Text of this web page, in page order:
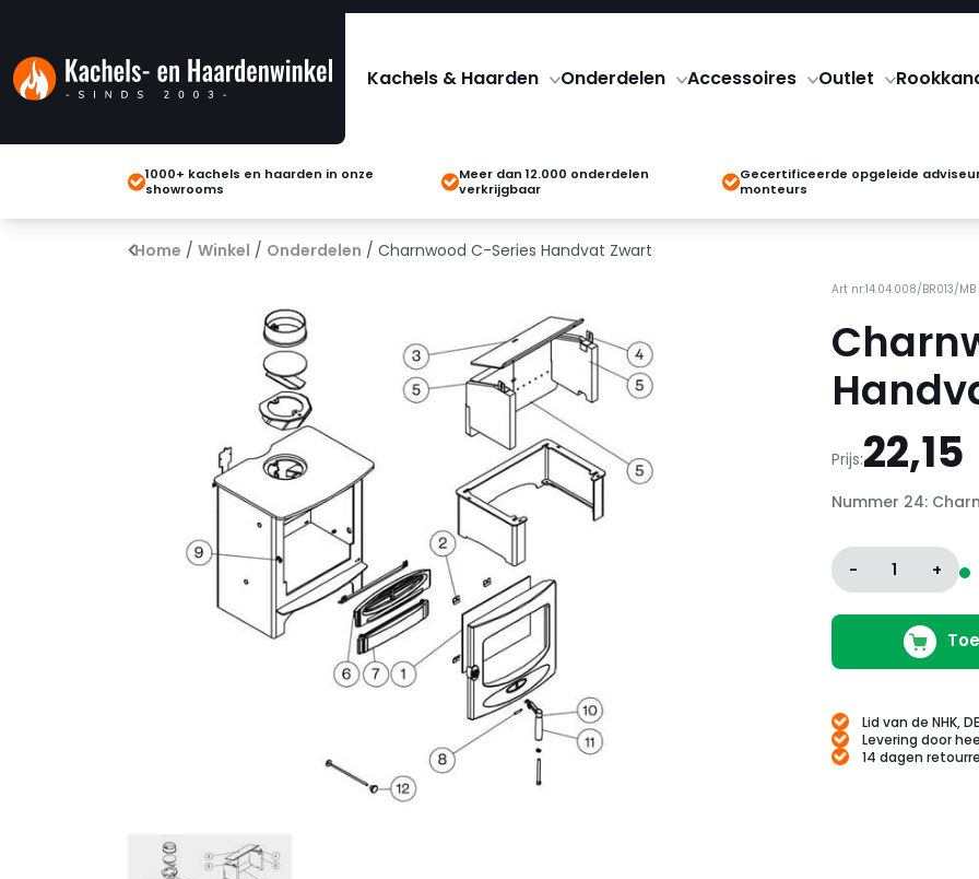
Kachels & Haarden Onderdelen Accessoires Outlet
1000+ kachels en haarden in onze
showrooms
Meer dan 12.000 onderdelen
verkrijgbaar
Gecertificeerde opgeleide
monteurs
Home / Winkel / Onderdelen / Charnwood C-Series Handvat Zwart
Art nr:14.04.008/BR013/MB
Prijs:22,15
Nummer 24:
- 1 +
Lid van de NHK,
Levering door
14 dagen